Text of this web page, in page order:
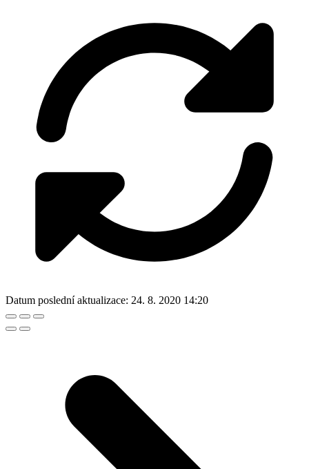
Datum poslední aktualizace: 24. 8. 2020 14:20